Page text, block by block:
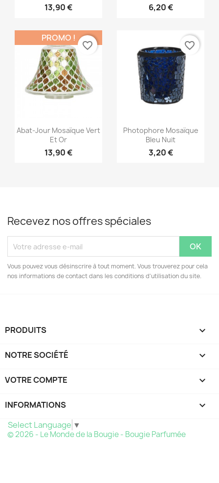
13,90 € 6,20 €
Aperçu rapide
Abat-Jour Mosaïque Vert
Et Or
13,90 €
PROMO !
favorite_border
Aperçu rapide
Photophore Mosaïque
Bleu Nuit
3,20 €
favorite_border
Recevez nos offres spéciales
Vous pouvez vous désinscrire à tout moment. Vous trouverez pour cela
nos informations de contact dans les conditions d'utilisation du site.
PRODUITS 
NOTRE SOCIÉTÉ 
VOTRE COMPTE 
INFORMATIONS keyboard_arrow_down
Select Language ▼
© 2026 - Le Monde de la Bougie - Bougie Parfumée